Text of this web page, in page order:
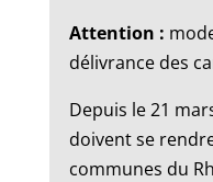
Attention :
délivrance des
Depuis le 21
doivent se
communes du